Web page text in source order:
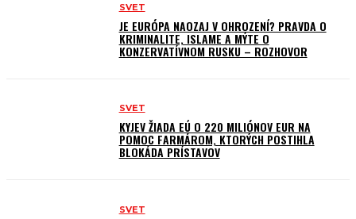
SVET
JE EURÓPA NAOZAJ V OHROZENÍ? PRAVDA O
KRIMINALITE, ISLAME A MÝTE O
KONZERVATÍVNOM RUSKU – ROZHOVOR
SVET
KYJEV ŽIADA EÚ O 220 MILIÓNOV EUR NA
POMOC FARMÁROM, KTORÝCH POSTIHLA
BLOKÁDA PRÍSTAVOV
SVET